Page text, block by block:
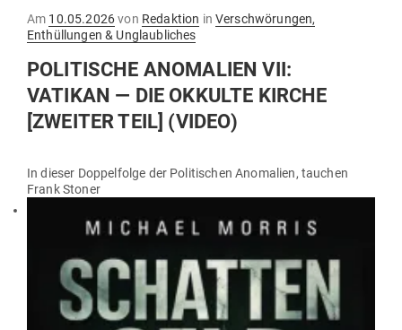
Am Gepostet
am
10.05.2026von Redaktion in Verschwörungen,
Enthüllungen & Unglaubliches
POLI­TISCHE ANOMALIEN VII:
VATIKAN — DIE OKKULTE KIRCHE
[ZWEITER TEIL] (VIDEO)
In dieser Dop­pel­folge der Poli­ti­schen Anomalien, tauchen
Frank Stoner